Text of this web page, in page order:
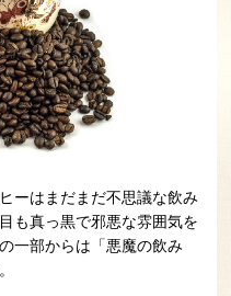
ーはまだまだ不思議な飲み
も真っ黒で邪悪な雰囲気を
一部からは「悪魔の飲み